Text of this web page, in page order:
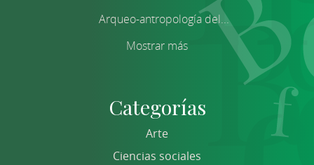
Arqueo-antropología del...
Mostrar más
Categorías
Arte
Ciencias sociales